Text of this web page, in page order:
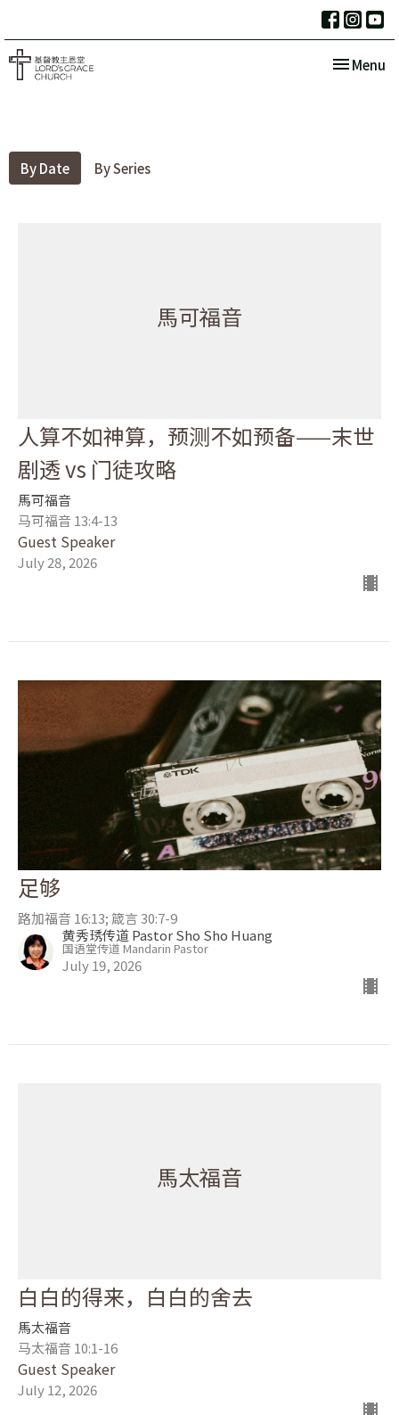
Toggle
Menu
By Date By Series
馬可福音
人算不如神算，预测不如预备——末世
剧透 vs 门徒攻略
馬可福音
马可福音 13:4-13
Guest Speaker
July 28, 2026
足够
路加福音 16:13; 箴言 30:7-9
黄秀琇传道 Pastor Sho Sho Huang
国语堂传道 Mandarin Pastor
July 19, 2026
馬太福音
白白的得来，白白的舍去
馬太福音
马太福音 10:1-16
Guest Speaker
July 12, 2026